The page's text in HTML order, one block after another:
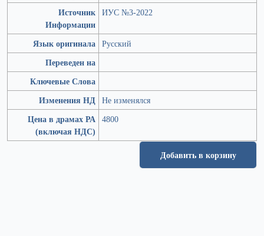
Источник
Информации
ИУС №3-2022
Язык оригинала Русский
Переведен на
Ключевые Слова
Изменения НД Не изменялся
Цена в драмах РА
(включая НДС)
4800
Добавить в корзину